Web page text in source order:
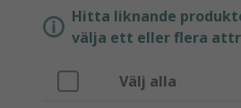
Hitta liknande
välja ett eller flera
Välj alla